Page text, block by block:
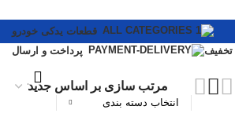
قطعات یدکی خودرو
تخفیف پرداخت و ارسال
انتخاب دسته بندی